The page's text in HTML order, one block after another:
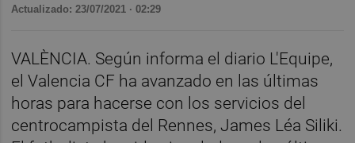
Actualizado: 23/07/2021 · 02:29
VALÈNCIA. Según informa el diario L'Equipe,
el Valencia CF ha avanzado en las últimas
horas para hacerse con los servicios del
centrocampista del Rennes, James Léa Siliki.